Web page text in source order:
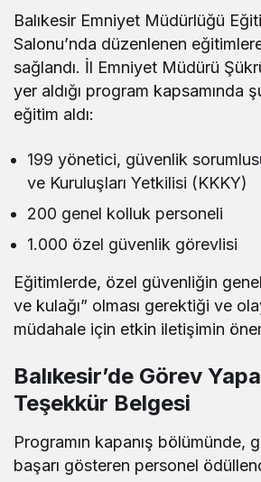
Balıkesir Emniyet Müdürlüğü
Salonu’nda düzenlenen
sağlandı. İl Emniyet Müdürü
yer aldığı program kapsamında
eğitim aldı:
199 yönetici, güvenlik
ve Kuruluşları Yetkilisi (KKKY)
200 genel kolluk personeli
1.000 özel güvenlik görevlisi
Eğitimlerde, özel güvenliğin
ve kulağı” olması gerektiği ve
müdahale için etkin iletişimin
Balıkesir’de Görev
Teşekkür Belgesi
Programın kapanış bölümünde,
başarı gösteren personel